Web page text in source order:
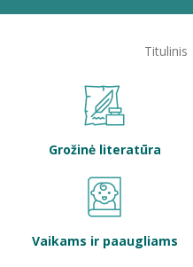
Bibliotekoms
Titulinis
Grožinė literatūra
Vaikams ir paaugliams